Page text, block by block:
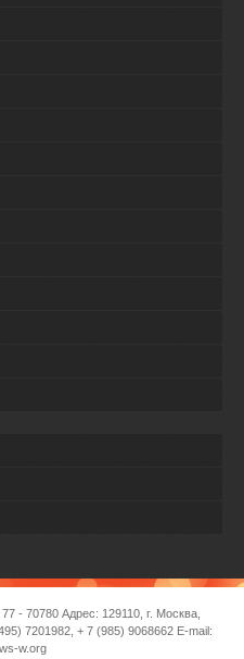
- 70780 Адрес: 129110, г. Москва,
7201982, + 7 (985) 9068662 E-mail:
w.org